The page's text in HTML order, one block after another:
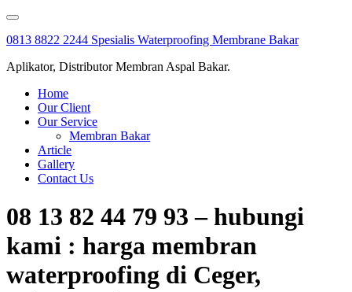
Skip
content
0813 8822 2244 Spesialis Waterproofing Membrane Bakar
Aplikator, Distributor Membran Aspal Bakar.
Home
Our Client
Our Service
Membran Bakar
Article
Gallery
Contact Us
08 13 82 44 79 93 – hubungi
kami : harga membran
waterproofing di Ceger,